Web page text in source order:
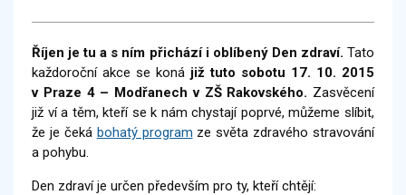
Říjen je tu a s ním přichází i oblíbený Den zdraví. Tato
každoroční akce se koná již tuto sobotu 17. 10. 2015
v Praze 4 – Modřanech v ZŠ Rakovského. Zasvěcení
již ví a těm, kteří se k nám chystají poprvé, můžeme slíbit,
že je čeká bohatý program ze světa zdravého stravování
a pohybu.
Den zdraví je určen především pro ty, kteří chtějí: